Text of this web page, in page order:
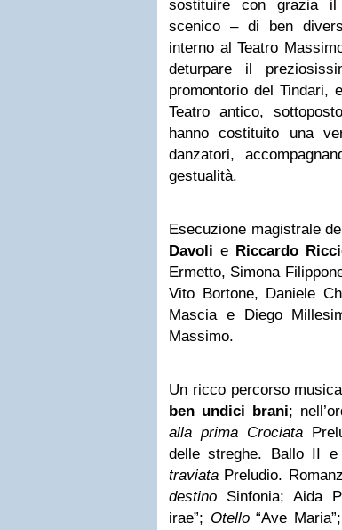
sostituire con grazia il
scenico – di ben
interno al Teatro
deturpare il
promontorio del Tindari,
Teatro antico,
hanno costituito una
danzatori,
gestualità.
Esecuzione magistrale
Davoli e Riccardo
Ermetto, Simona
Vito Bortone, Daniele
Mascia e Diego
Massimo.
Un ricco percorso
ben undici brani;
alla prima Crociata
delle streghe. Ballo II
traviata Preludio.
destino Sinfonia; Aida
irae”; Otello“Ave